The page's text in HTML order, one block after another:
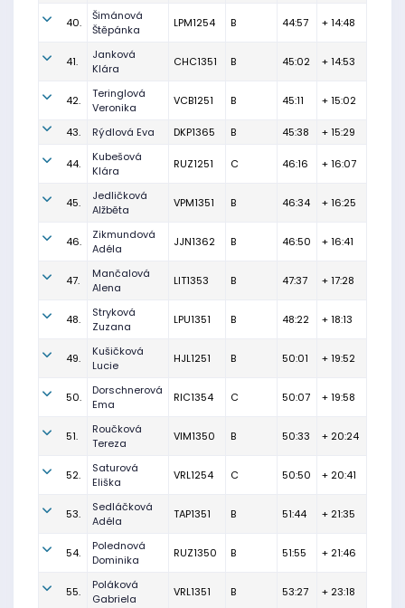
40.
Šimánová
Štěpánka
LPM1254 B 44:57 + 14:48
41.
Janková
Klára
CHC1351 B 45:02 + 14:53
42.
Teringlová
Veronika
VCB1251 B 45:11 + 15:02
43. Rýdlová Eva DKP1365 B 45:38 + 15:29
44.
Kubešová
Klára
RUZ1251 C 46:16 + 16:07
45.
Jedličková
Alžběta
VPM1351 B 46:34 + 16:25
46.
Zikmundová
Adéla
JJN1362 B 46:50 + 16:41
47.
Mančalová
Alena
LIT1353 B 47:37 + 17:28
48.
Stryková
Zuzana
LPU1351 B 48:22 + 18:13
49.
Kušičková
Lucie
HJL1251 B 50:01 + 19:52
50.
Dorschnerová
Ema
RIC1354 C 50:07 + 19:58
51.
Roučková
Tereza
VIM1350 B 50:33 + 20:24
52.
Saturová
Eliška
VRL1254 C 50:50 + 20:41
53.
Sedláčková
Adéla
TAP1351 B 51:44 + 21:35
54.
Polednová
Dominika
RUZ1350 B 51:55 + 21:46
55.
Poláková
Gabriela
VRL1351 B 53:27 + 23:18